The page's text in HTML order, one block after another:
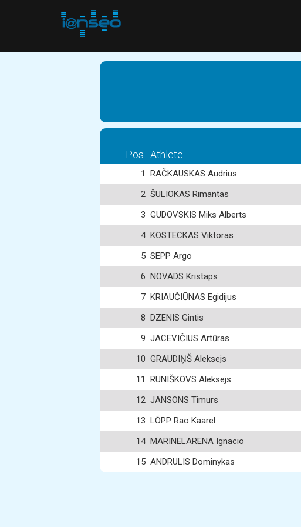
Pos. Athlete
1 RAČKAUSKAS Audrius
2 ŠULIOKAS Rimantas
3 GUDOVSKIS Miks Alberts
4 KOSTECKAS Viktoras
5 SEPP Argo
6 NOVADS Kristaps
7 KRIAUČIŪNAS Egidijus
8 DZENIS Gintis
9 JACEVIČIUS Artūras
10 GRAUDIŅŠ Aleksejs
11
RUNIŠKOVS Aleksejs
12 JANSONS Timurs
13 LÕPP Rao Kaarel
14 MARINELARENA Ignacio
15 ANDRULIS Dominykas